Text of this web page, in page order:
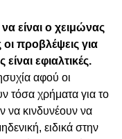
είναι ο χειμώνας
προβλέψεις για
εφιαλτικές.
αφού οι
τόσα χρήματα για το
να κινδυνέουν να
ειδικά στην